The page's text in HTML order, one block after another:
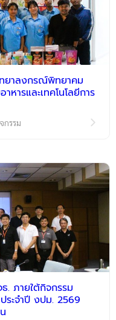
ทยาลงกรณ์พิทยาคม
ารและเทคโนโลยีการ
กรรม
. ภายใต้กิจกรรม
ระจำปี งปม. 2569